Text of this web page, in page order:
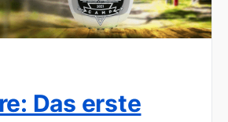
Das erste